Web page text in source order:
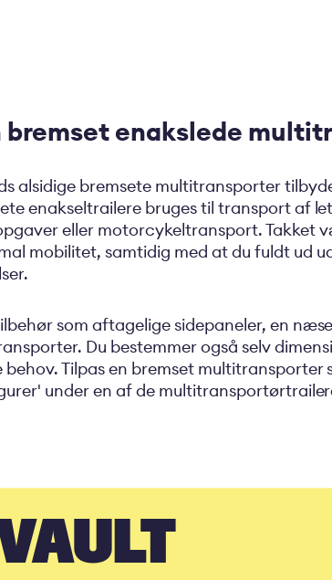
bremset enakslede
alsidige bremsete multitransporter
enakseltrailere bruges til transport af
eller motorcykeltransport. Takket
mobilitet, samtidig med at du fuldt ud
som aftagelige sidepaneler, en
Du bestemmer også selv
behov. Tilpas en bremset
under en af de